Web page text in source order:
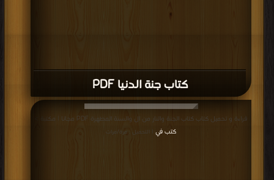
كتاب جنة الدنيا PDF
قراءة و تحميل كتاب كتاب الجنة والنار من ال والسنة المطهرة PDF مجانا | مكتبة >
كتب في
| التحميل : مرة/مرات